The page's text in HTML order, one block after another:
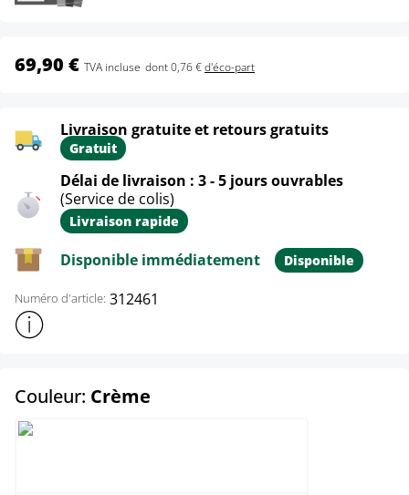
69,90 € TVA incluse dont 0,76 €d'éco-part
Livraison gratuite et retours gratuits
Gratuit
Délai de livraison : 3 - 5 jours ouvrables
(Service de colis)
Livraison rapide
Disponible immédiatement Disponible
Numéro d'article: 312461
Afficher plus d'informations sur le produit
Couleur: Crème